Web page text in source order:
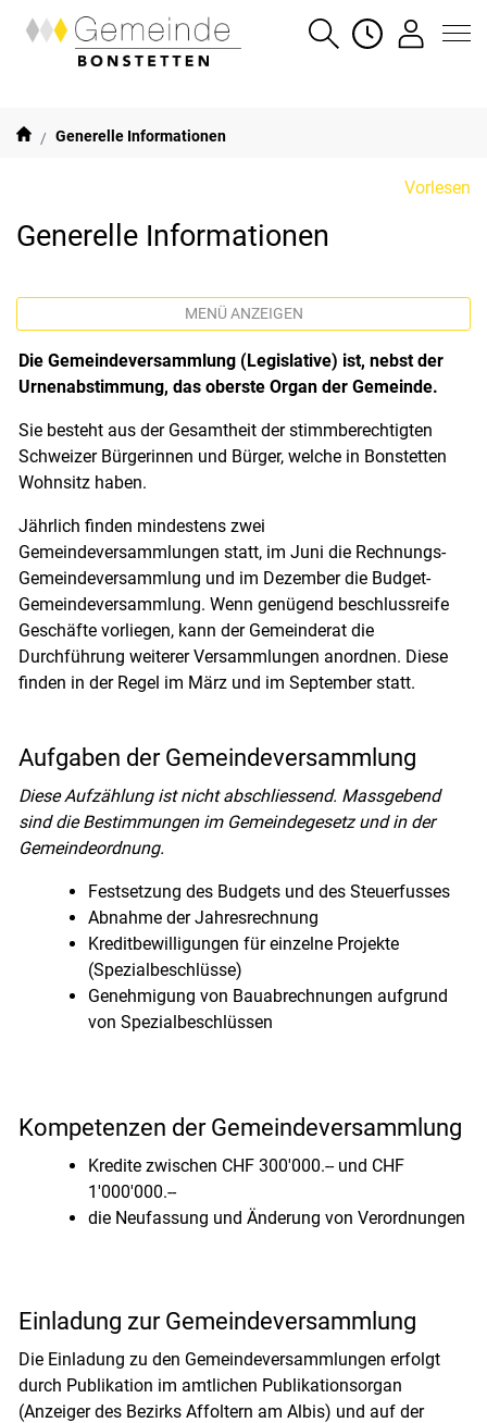
Gemeinde Bonstetten
Generelle Informationen(ausgewählt)
Vorlesen
Generelle Informationen
MENÜ ANZEIGEN
Die Gemeindeversammlung (Legislative) ist, nebst der
Urnenabstimmung, das oberste Organ der Gemeinde.
Sie besteht aus der Gesamtheit der stimmberechtigten
Schweizer Bürgerinnen und Bürger, welche in Bonstetten
Wohnsitz haben.
Jährlich finden mindestens zwei
Gemeindeversammlungen statt, im Juni die Rechnungs-
Gemeindeversammlung und im Dezember die Budget-
Gemeindeversammlung. Wenn genügend beschlussreife
Geschäfte vorliegen, kann der Gemeinderat die
Durchführung weiterer Versammlungen anordnen. Diese
finden in der Regel im März und im September statt.
Aufgaben der Gemeindeversammlung
Diese Aufzählung ist nicht abschliessend. Massgebend
sind die Bestimmungen im Gemeindegesetz und in der
Gemeindeordnung.
Festsetzung des Budgets und des Steuerfusses
Abnahme der Jahresrechnung
Kreditbewilligungen für einzelne Projekte
(Spezialbeschlüsse)
Genehmigung von Bauabrechnungen aufgrund
von Spezialbeschlüssen
Kompetenzen der Gemeindeversammlung
Kredite zwischen CHF 300'000.-- und CHF
1'000'000.--
die Neufassung und Änderung von Verordnungen
Einladung zur Gemeindeversammlung
Die Einladung zu den Gemeindeversammlungen erfolgt
durch Publikation im amtlichen Publikationsorgan
(Anzeiger des Bezirks Affoltern am Albis) und auf der